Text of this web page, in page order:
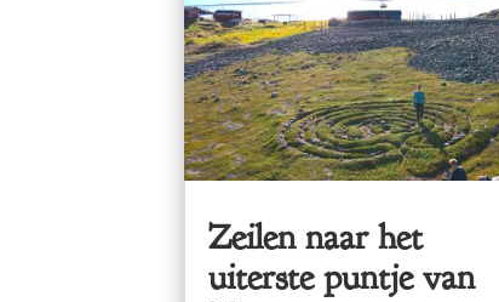
Zeilen naar het
uiterste puntje van